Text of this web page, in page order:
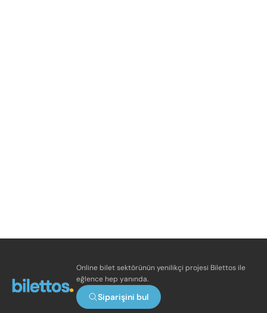
Online bilet sektörünün yenilikçi projesi Bilettos ile
eğlence hep yanında.
Siparişini bul